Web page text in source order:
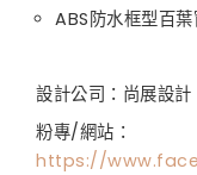
ABS防水框型百
設計公司：尚展設計
粉專/網站：
https://